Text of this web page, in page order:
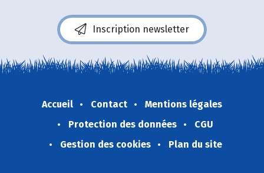
Inscription newsletter
Accueil Contact
Mentions légales
Protection des données
CGU
Gestion des cookies
Plan du site